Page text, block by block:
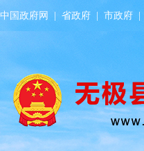
中国政府网 省政府 市政府